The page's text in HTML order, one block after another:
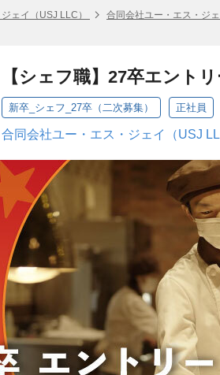
ェイ（USJ LLC） 合同会社ユー・エス・ジ
【シェフ職】27卒エント
新卒_シェフ_27卒（二次募集） 正社員
合同会社ユー・エス・ジェイ（USJ